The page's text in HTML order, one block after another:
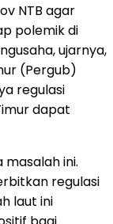
NTB agar
polemik di
ujarnya,
(Pergub)
regulasi
dapat
ini.
regulasi
laut ini